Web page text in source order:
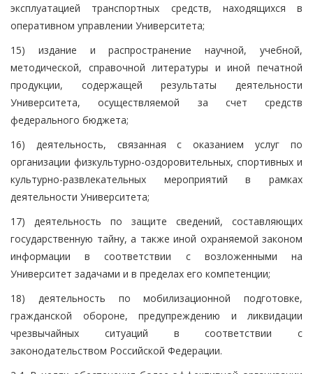
эксплуатацией транспортных средств, находящихся в
оперативном управлении Университета;
15) издание и распространение научной, учебной,
методической, справочной литературы и иной печатной
продукции, содержащей результаты деятельности
Университета, осуществляемой за счет средств
федерального бюджета;
16) деятельность, связанная с оказанием услуг по
организации физкультурно-оздоровительных, спортивных и
культурно-развлекательных мероприятий в рамках
деятельности Университета;
17) деятельность по защите сведений, составляющих
государственную тайну, а также иной охраняемой законом
информации в соответствии с возложенными на
Университет задачами и в пределах его компетенции;
18) деятельность по мобилизационной подготовке,
гражданской обороне, предупреждению и ликвидации
чрезвычайных ситуаций в соответствии с
законодательством Российской Федерации.